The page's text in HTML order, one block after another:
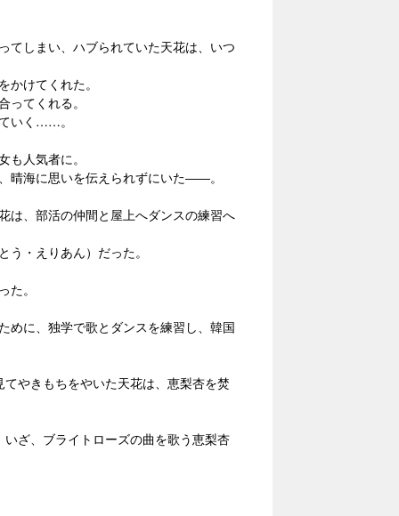
てしまい、ハブられていた天花は、いつ
けてくれた。
てくれる。
いく……。
人気者に。
晴海に思いを伝えられずにいた――。
は、部活の仲間と屋上へダンスの練習へ
・えりあん）だった。
。
めに、独学で歌とダンスを練習し、韓国
やきもちをやいた天花は、恵梨杏を焚
ざ、ブライトローズの曲を歌う恵梨杏